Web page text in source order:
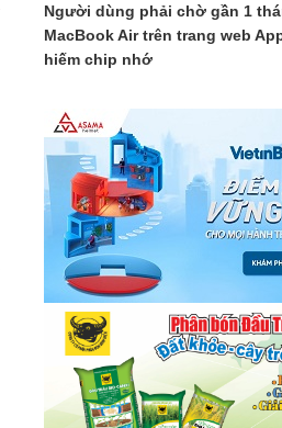
Người dùng phải chờ gần 1
MacBook Air trên trang web
hiếm chip nhớ